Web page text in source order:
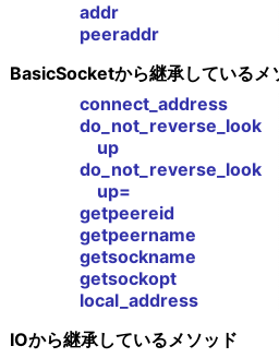
addr
peeraddr
BasicSocketから継承しているメ
connect_address
do_not_reverse_look
up
do_not_reverse_look
up=
getpeereid
getpeername
getsockname
getsockopt
local_address
IOから継承しているメソッド